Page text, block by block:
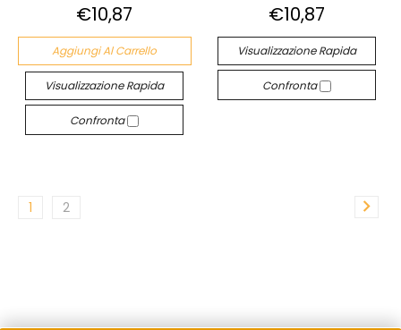
€10,87
Aggiungi Al Carrello
Visualizzazione Rapida
Confronta
€10,87
Visualizzazione Rapida
Confronta
1 2